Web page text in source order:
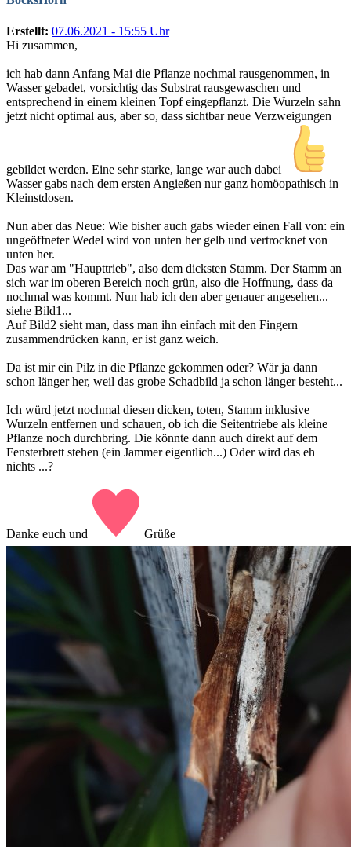
Erstellt: 07.06.2021 - 15:55 Uhr
Hi zusammen,
ich hab dann Anfang Mai die Pflanze nochmal rausgenommen, in
Wasser gebadet, vorsichtig das Substrat rausgewaschen und
entsprechend in einem kleinen Topf eingepflanzt. Die Wurzeln sahn
jetzt nicht optimal aus, aber so, dass sichtbar neue Verzweigungen
gebildet werden. Eine sehr starke, lange war auch dabei
Wasser gabs nach dem ersten Angießen nur ganz homöopathisch in
Kleinstdosen.
Nun aber das Neue: Wie bisher auch gabs wieder einen Fall von: ein
ungeöffneter Wedel wird von unten her gelb und vertrocknet von
unten her.
Das war am "Haupttrieb", also dem dicksten Stamm. Der Stamm an
sich war im oberen Bereich noch grün, also die Hoffnung, dass da
nochmal was kommt. Nun hab ich den aber genauer angesehen...
siehe Bild1...
Auf Bild2 sieht man, dass man ihn einfach mit den Fingern
zusammendrücken kann, er ist ganz weich.
Da ist mir ein Pilz in die Pflanze gekommen oder? Wär ja dann
schon länger her, weil das grobe Schadbild ja schon länger besteht...
Ich würd jetzt nochmal diesen dicken, toten, Stamm inklusive
Wurzeln entfernen und schauen, ob ich die Seitentriebe als kleine
Pflanze noch durchbring. Die könnte dann auch direkt auf dem
Fensterbrett stehen (ein Jammer eigentlich...) Oder wird das eh
nichts ...?
Danke euch und Grüße